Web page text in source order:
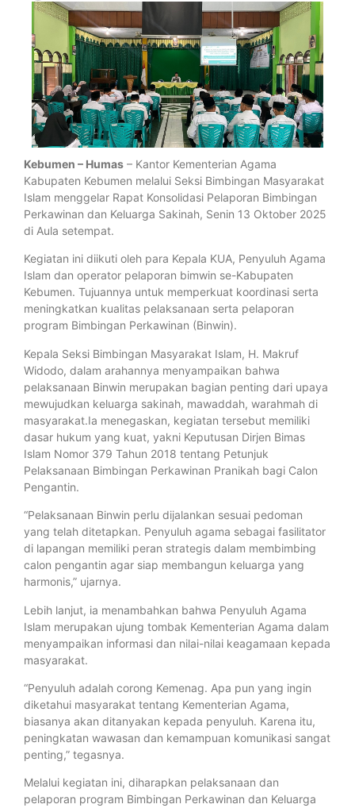
Kebumen – Humas – Kantor Kementerian Agama
Kabupaten Kebumen melalui Seksi Bimbingan Masyarakat
Islam menggelar Rapat Konsolidasi Pelaporan Bimbingan
Perkawinan dan Keluarga Sakinah, Senin 13 Oktober 2025
di Aula setempat.
Kegiatan ini diikuti oleh para Kepala KUA, Penyuluh Agama
Islam dan operator pelaporan bimwin se-Kabupaten
Kebumen. Tujuannya untuk memperkuat koordinasi serta
meningkatkan kualitas pelaksanaan serta pelaporan
program Bimbingan Perkawinan (Binwin).
Kepala Seksi Bimbingan Masyarakat Islam, H. Makruf
Widodo, dalam arahannya menyampaikan bahwa
pelaksanaan Binwin merupakan bagian penting dari upaya
mewujudkan keluarga sakinah, mawaddah, warahmah di
masyarakat.Ia menegaskan, kegiatan tersebut memiliki
dasar hukum yang kuat, yakni Keputusan Dirjen Bimas
Islam Nomor 379 Tahun 2018 tentang Petunjuk
Pelaksanaan Bimbingan Perkawinan Pranikah bagi Calon
Pengantin.
“Pelaksanaan Binwin perlu dijalankan sesuai pedoman
yang telah ditetapkan. Penyuluh agama sebagai fasilitator
di lapangan memiliki peran strategis dalam membimbing
calon pengantin agar siap membangun keluarga yang
harmonis,” ujarnya.
Lebih lanjut, ia menambahkan bahwa Penyuluh Agama
Islam merupakan ujung tombak Kementerian Agama dalam
menyampaikan informasi dan nilai-nilai keagamaan kepada
masyarakat.
“Penyuluh adalah corong Kemenag. Apa pun yang ingin
diketahui masyarakat tentang Kementerian Agama,
biasanya akan ditanyakan kepada penyuluh. Karena itu,
peningkatan wawasan dan kemampuan komunikasi sangat
penting,” tegasnya.
Melalui kegiatan ini, diharapkan pelaksanaan dan
pelaporan program Bimbingan Perkawinan dan Keluarga